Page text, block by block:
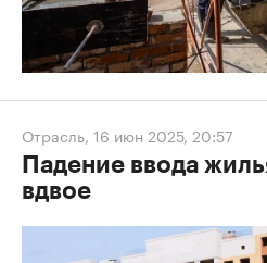
Отрасль, 16 июн 2025, 20:57
Падение ввода
вдвое